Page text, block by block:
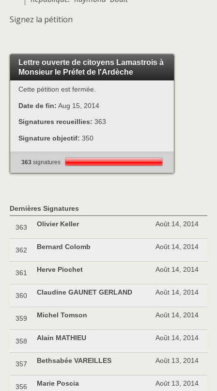
Signez la pétition
Lettre ouverte de citoyens Lamastrois à
Monsieur le Préfet de l'Ardèche
Cette pétition est fermée.
Date de fin: Aug 15, 2014
Signatures recueillies: 363
Signature objectif: 350
363signatures
Dernières Signatures
363 Olivier Keller Août 14, 2014
362 Bernard Colomb Août 14, 2014
361 Herve Piochet Août 14, 2014
360 Claudine GAUNET GERLAND Août 14, 2014
359 Michel Tomson Août 14, 2014
358 Alain MATHIEU Août 14, 2014
357 Bethsabée VAREILLES Août 13, 2014
356 Marie Poscia Août 13, 2014